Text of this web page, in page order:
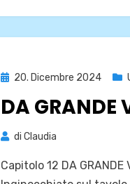
Pubblicato
20. Dicembre 2024
DA GRANDE
di Claudia
Capitolo 12 DA